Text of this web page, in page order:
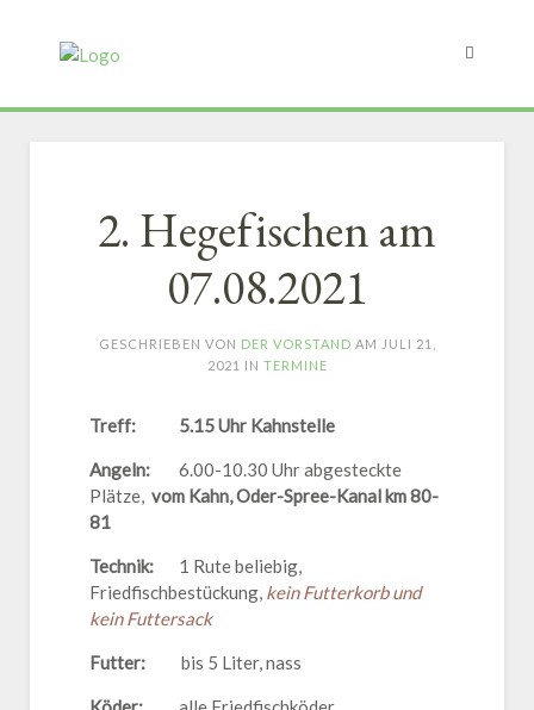
2. Hegefischen am
07.08.2021
GESCHRIEBEN VON DER VORSTAND AM JULI 21,
2021 IN TERMINE
Treff: 5.15 Uhr Kahnstelle
Angeln:
6.00-10.30 Uhr abgesteckte
Plätze, vom Kahn, Oder-Spree-Kanal km 80-
81
Technik: 1 Rute beliebig,
Friedfischbestückung, kein Futterkorb und
kein Futtersack
Futter: bis 5 Liter, nass